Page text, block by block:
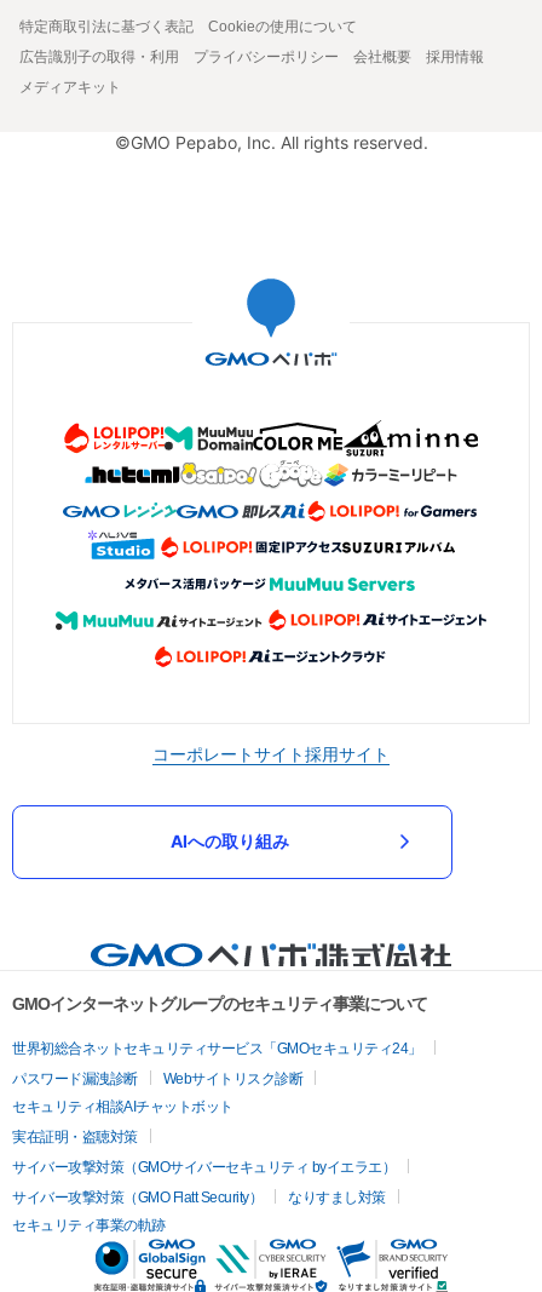
特定商取引法に基づく表記
Cookieの使用について
広告識別子の取得・利用
プライバシーポリシー 会社概要
採用情報
メディアキット
©GMO Pepabo, Inc. All rights reserved.
コーポレートサイト採用サイト
AIへの取り組み
GMOインターネットグループのセキュリティ事業について
世界初総合ネットセキュリティサービス「GMOセキュリティ24」
パスワード漏洩診断
Webサイトリスク診断
セキュリティ相談AIチャットボット
実在証明・盗聴対策
サイバー攻撃対策（GMOサイバーセキュリティ byイエラエ）
サイバー攻撃対策（GMO Flatt Security）
なりすまし対策
セキュリティ事業の軌跡